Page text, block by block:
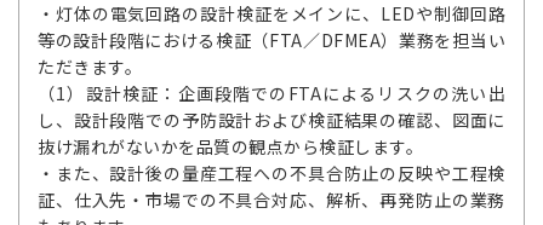
・灯体の電気回路の設計検証をメインに、LEDや制御回路
等の設計段階における検証（FTA／DFMEA）業務を担当い
ただきます。
（1）設計検証：企画段階でのFTAによるリスクの洗い出
し、設計段階での予防設計および検証結果の確認、図面に
抜け漏れがないかを品質の観点から検証します。
・また、設計後の量産工程への不具合防止の反映や工程検
証、仕入先・市場での不具合対応、解析、再発防止の業務